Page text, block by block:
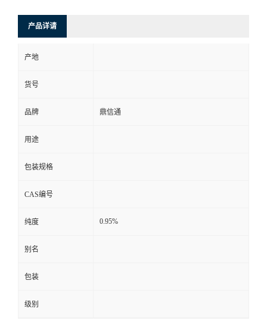
产品详请
产地
货号
品牌 鼎信通
用途
包装规格
CAS编号
纯度 0.95%
别名
包装
级别